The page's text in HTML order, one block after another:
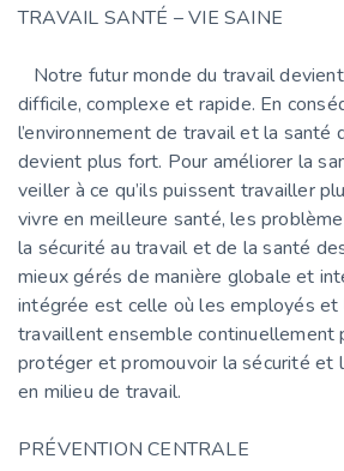
TRAVAIL SANTÉ – VIE SAINE
Notre futur monde du travail
difficile, complexe et rapide. En
l’environnement de travail et la santé
devient plus fort. Pour améliorer la
veiller à ce qu’ils puissent travailler
vivre en meilleure santé, les
la sécurité au travail et de la santé
mieux gérés de manière globale et
intégrée est celle où les employés et
travaillent ensemble continuellement
protéger et promouvoir la sécurité et
en milieu de travail.
PRÉVENTION CENTRALE